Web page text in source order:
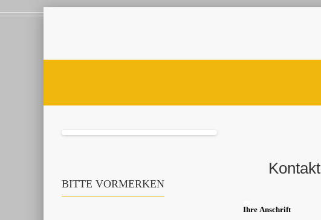
BITTE VORMERKEN
Kontakt
Ihre Anschrift